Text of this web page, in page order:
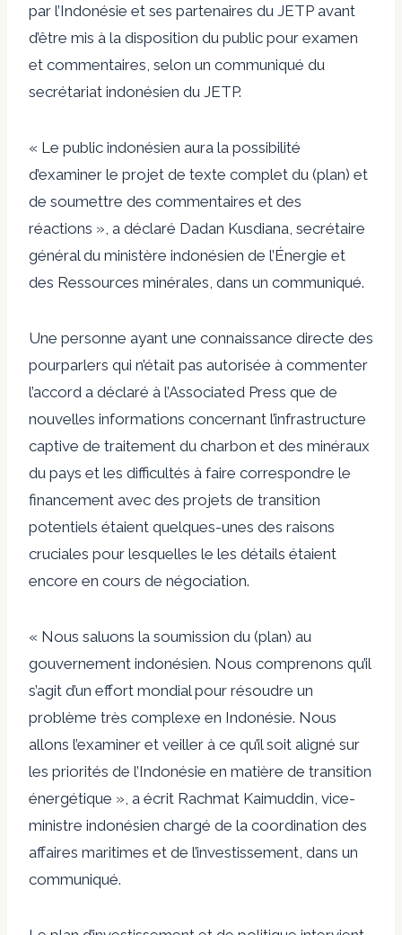
par l’Indonésie et ses partenaires du JETP avant
d’être mis à la disposition du public pour examen
et commentaires, selon un communiqué du
secrétariat indonésien du JETP.
« Le public indonésien aura la possibilité
d’examiner le projet de texte complet du (plan) et
de soumettre des commentaires et des
réactions », a déclaré Dadan Kusdiana, secrétaire
général du ministère indonésien de l’Énergie et
des Ressources minérales, dans un communiqué.
Une personne ayant une connaissance directe des
pourparlers qui n’était pas autorisée à commenter
l’accord a déclaré à l’Associated Press que de
nouvelles informations concernant l’infrastructure
captive de traitement du charbon et des minéraux
du pays et les difficultés à faire correspondre le
financement avec des projets de transition
potentiels étaient quelques-unes des raisons
cruciales pour lesquelles le les détails étaient
encore en cours de négociation.
« Nous saluons la soumission du (plan) au
gouvernement indonésien. Nous comprenons qu’il
s’agit d’un effort mondial pour résoudre un
problème très complexe en Indonésie. Nous
allons l’examiner et veiller à ce qu’il soit aligné sur
les priorités de l’Indonésie en matière de transition
énergétique », a écrit Rachmat Kaimuddin, vice-
ministre indonésien chargé de la coordination des
affaires maritimes et de l’investissement, dans un
communiqué.